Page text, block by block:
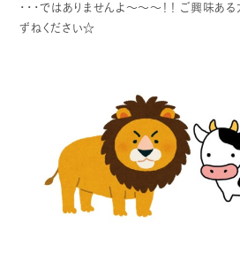
・・・ではありませんよ～～～！！ ご興味ある
ずねください☆